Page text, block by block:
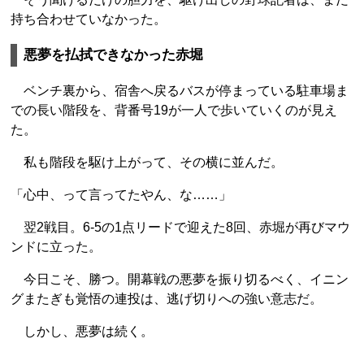
持ち合わせていなかった。
悪夢を払拭できなかった赤堀
ベンチ裏から、宿舎へ戻るバスが停まっている駐車場ま
での長い階段を、背番号19が一人で歩いていくのが見え
た。
私も階段を駆け上がって、その横に並んだ。
「心中、って言ってたやん、な……」
翌2戦目。6-5の1点リードで迎えた8回、赤堀が再びマウ
ンドに立った。
今日こそ、勝つ。開幕戦の悪夢を振り切るべく、イニン
グまたぎも覚悟の連投は、逃げ切りへの強い意志だ。
しかし、悪夢は続く。